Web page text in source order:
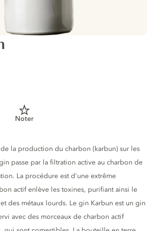
Noter
la production du charbon (karbun) sur les
passe par la filtration active au charbon de
La procédure est d'une extrême
actif enlève les toxines, purifiant ainsi le
des métaux lourds. Le gin Karbun est un gin
avec des morceaux de charbon actif